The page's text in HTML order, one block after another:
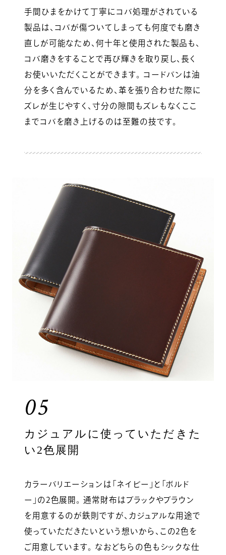
手間ひまをかけて丁寧にコバ処理がされている
製品は、コバが傷ついてしまっても何度でも磨き
直しが可能なため、何十年と使用された製品も、
コバ磨きをすることで再び輝きを取り戻し、長く
お使いいただくことができます。 コードバンは油
分を多く含んでいるため、革を張り合わせた際に
ズレが生じやすく、寸分の隙間もズレもなくここ
までコバを磨き上げるのは至難の技です。
05
カジュアルに使っていただきた
い2色展開
カラーバリエーションは「ネイビー」と「ボルド
ー」の2色展開。 通常財布はブラックやブラウン
を用意するのが鉄則ですが、カジュアルな用途で
使っていただきたいという想いから、この2色を
ご用意しています。 なおどちらの色もシックな仕